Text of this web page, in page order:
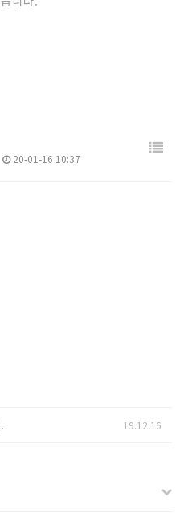
20-01-16 10:37
19.12.16